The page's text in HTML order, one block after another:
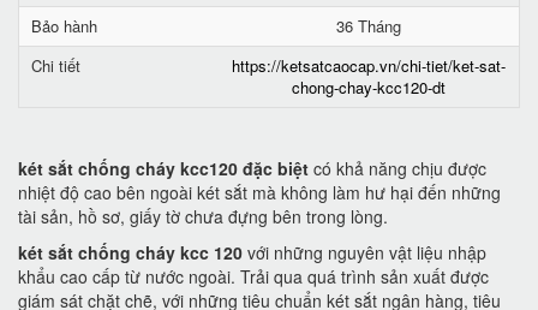
Bảo hành
36 Tháng
Chi tiết
https://ketsatcaocap.vn/chi-tiet/ket-sat-
chong-chay-kcc120-dt
két sắt chống cháy kcc120 đặc biệt có khả năng chịu được
nhiệt độ cao bên ngoài két sắt mà không làm hư hại đến những
tài sản, hồ sơ, giấy tờ chưa đựng bên trong lòng.
két sắt chống cháy kcc 120 với những nguyên vật liệu nhập
khẩu cao cấp từ nước ngoài. Trải qua quá trình sản xuất được
giám sát chặt chẽ, với những tiêu chuẩn két sắt ngân hàng, tiêu